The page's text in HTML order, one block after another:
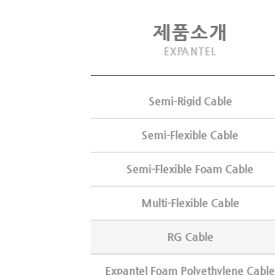
제품소개
EXPANTEL
Semi-Rigid Cable
Semi-Flexible Cable
Semi-Flexible Foam Cable
Multi-Flexible Cable
RG Cable
Expantel Foam Polyethylene Cable